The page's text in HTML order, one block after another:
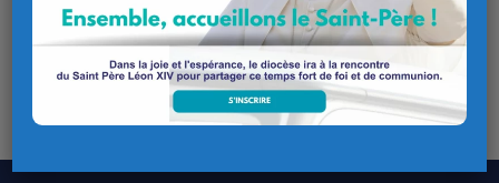
Coordonnées GPS
Latitude : 47.940693
Longitude : -4.401423